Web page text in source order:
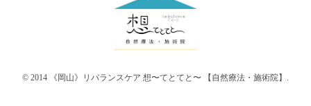
© 2014 《岡山》リバランスケア 想〜てとてと〜 【自然療法・施術院】.